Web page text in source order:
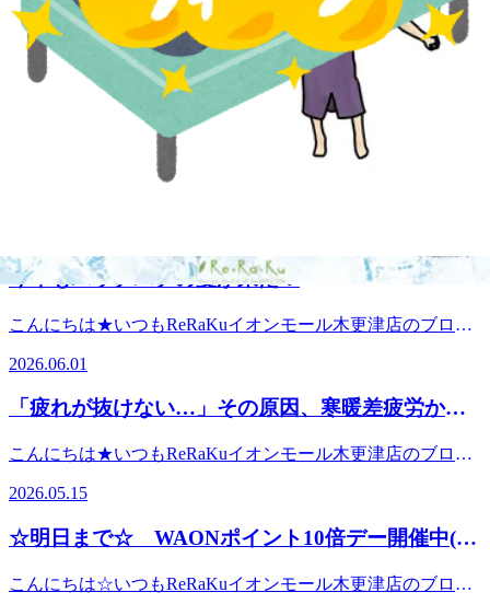
７月も残りわずか！
こんにちは★いつもReRaKuイオンモール木更津店のブログ
を閲覧していただきありがとうございます☆こちらのほうの
ブログの更新が久しぶりになってしまい申し訳ございませ
ん。間もなく８月がスタートします。その前に３０日はお客
様感謝デーです！60分以上のメインコースが5％OFFでご案
内出来るので、行こうかな？と悩んでる方はぜひいらしてく
す。ご迷惑をおかけいたしますが、ご了承のほどよろしくお
願いいたします。 疲れは“溜まる前”のケアが大切！疲れを
我慢して放置してしまうと、筋肉はどんどん硬くなってしま
身体を労わるタイミングです☆暑い夏を元気に乗り切るため
う！皆様のご来店を心よりお待ちしております♪☆★本日【7
望の場合は12：00～18：30皆様のご来店心よりお待ちしてお
(・
∀・
肩甲骨ストレッチで首、肩、腰の疲れをラクに~ウィングス
トレッチ®Re.Ra.Kuイオンモール木更津店〒292-0835 千葉
県木更津市築地1－4 イオンモール木更津２FTEL 0438-
だるさ・肩こり・疲れが取れない方へ！寒暖差疲
ね(;´･ω･)「朝は寒いのに昼は暑い」「何となくだるい」「疲
れが取れない」「肩や首がガチガチ…」そんな不調を感じて
差疲労" が原因かもしれません。人の身体は気温の変化に対
応するため、自律神経が常にフル稼働しています。気温差が
大きい日が続くと、自律神経が疲れてしまい、だるさや肩こ
り、冷え、睡眠の質の低下など様々な不調につながることも
(´;ω;｀)さらに寒くなると身体は無意識に縮こまり、筋肉は
ガチガチに…。かといって暑い日は暑い日で外出する気力が
会が減り、血行不良へ一直線！そこで今回は、今日からでき
体を温める寒暖差疲労対策の基本は「温めること」。特に
にゆっくり浸かる・温かい飲み物を飲む・羽織れる上着を持
今年もパッチパチの夏が来た！
こんにちは★いつもReRaKuイオンモール木更津店のブログ
すが、台風が接近中とのこと。皆様対策バッチリで安全圏で
お過ごし下さい。台風後は暑い日が多い気がするので、ぜひ
ともRe.Ra.Kuイオンモール木更津店にお越しいただいて爽快
スパ☆彡－５℃の炭酸泡を使用した夏バージョンのドライヘ
ッドスパです。今年はボディケア×爽快ヘッドスパのセット
分が入ってます。50分(ボディ40分+爽快10分) ￥6,98070分
(ボディ60分+爽快10分) ￥8,98090分(ボディ80分+爽快10
分) ￥9,980※全て税込価格ですフットケアやリフレッシュ
2026.06.01
「疲れが抜けない…」その原因、寒暖差疲労かも
こんにちは★いつもReRaKuイオンモール木更津店のブログ
くまで気温が上がる予報で、まるで真夏日(；ﾟДﾟ)最近は
「寒い！」と思ったら急に「暑い！」となるなど、季節の変
動がかなり激しくなってきましたね。寒暖差が大きいと、身
果、身体がだるい疲れが抜けにくい頭が重い肩や腰が張る寝
2026.05.15
☆明日まで☆ WAONポイント10倍デー開催中(・
こんにちは☆いつもReRaKuイオンモール木更津店のブログ